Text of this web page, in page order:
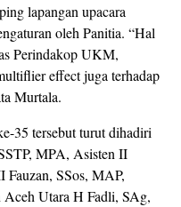
lapangan upacara
oleh Panitia. “Hal
Perindakop UKM,
effect juga terhadap
Murtala.
35 tersebut turut dihadiri
MPA, Asisten II
SSos, MAP,
Utara H Fadli, SAg,